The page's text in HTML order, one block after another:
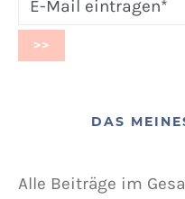
DAS
Alle Beiträge im